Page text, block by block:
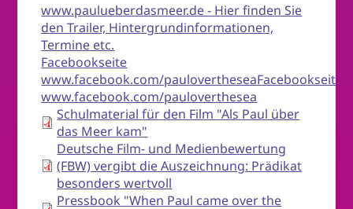
www.paulueberdasmeer.de - Hier finden Sie
den Trailer, Hintergrundinformationen,
Termine etc.
Facebookseite
www.facebook.com/paulovertheseaFacebookseite
www.facebook.com/pauloverthesea
Schulmaterial für den Film "Als Paul über
das Meer kam"
Deutsche Film- und Medienbewertung
(FBW) vergibt die Auszeichnung: Prädikat
besonders wertvoll
Pressbook "When Paul came over the